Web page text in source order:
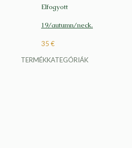
Elfogyott
19/autumn/neck.
35 €
TERMÉKKATEGÓRIÁK